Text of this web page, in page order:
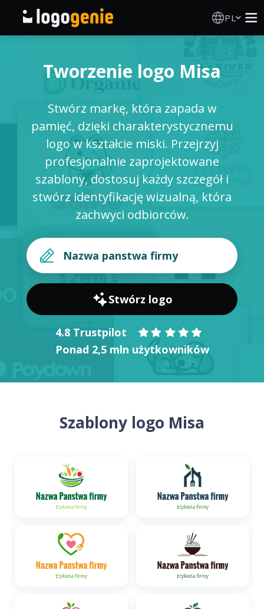
PL
Generator logo AI
Pomysły na logo
Produkty drukowane
O nas
ZALOGUJ SIĘ
Tworzenie logo Misa
Stwórz markę, która zapada w
pamięć, dzięki charakterystycznemu
logo w kształcie miski. Przejrzyj
profesjonalnie zaprojektowane
szablony, dostosuj każdy szczegół i
stwórz identyfikację wizualną, która
zachwyci odbiorców.
Stwórz logo
4.8 Trustpilot
Ponad 2,5 mln użytkowników
Szablony logo Misa